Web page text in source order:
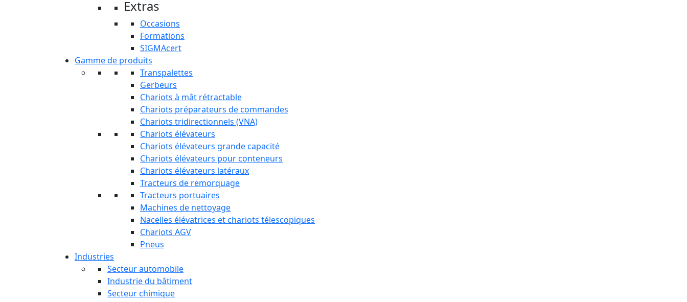
Extras
Occasions
Formations
SIGMAcert
Gamme de produits
Transpalettes
Gerbeurs
Chariots à mât rétractable
Chariots préparateurs de commandes
Chariots tridirectionnels (VNA)
Chariots élévateurs
Chariots élévateurs grande capacité
Chariots élévateurs pour conteneurs
Chariots élévateurs latéraux
Tracteurs de remorquage
Tracteurs portuaires
Machines de nettoyage
Nacelles élévatrices et chariots télescopiques
Chariots AGV
Pneus
Industries
Secteur automobile
Industrie du bâtiment
Secteur chimique